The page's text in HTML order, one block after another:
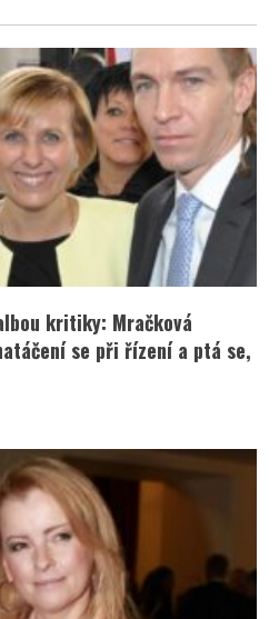
kritiky: Mračková
se při řízení a ptá se,